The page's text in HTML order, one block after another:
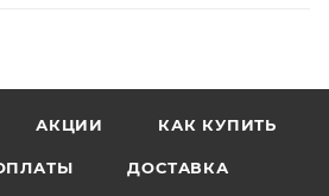
АКЦИИ КАК КУПИТЬ
ДОСТАВКА